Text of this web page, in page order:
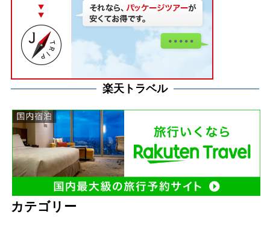
楽天トラベル
カテゴリー